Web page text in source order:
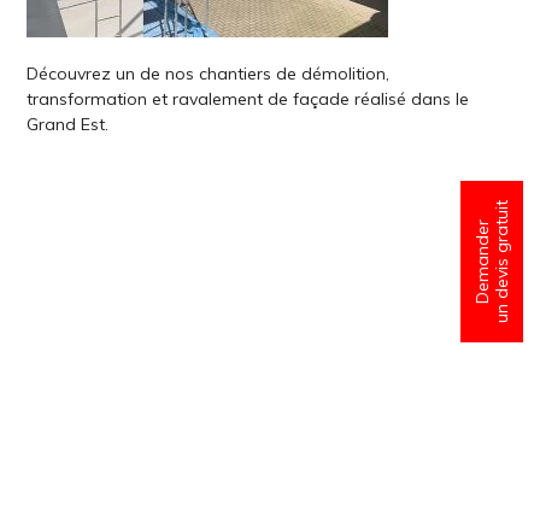
Demanderun devis gratuit
Découvrez un de nos chantiers de démolition,
transformation et ravalement de façade réalisé dans le
Grand Est.